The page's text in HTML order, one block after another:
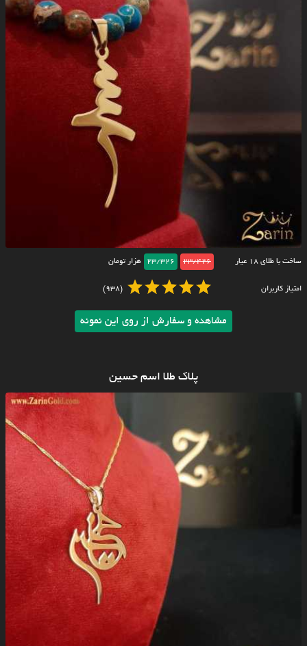
ساخت با طلای ۱۸ عیار 23/426
23/326 هزار تومان
امتیاز کاربران (938)
مشاهده و سفارش از روی این نمونه
پلاک طلا اسم حسین